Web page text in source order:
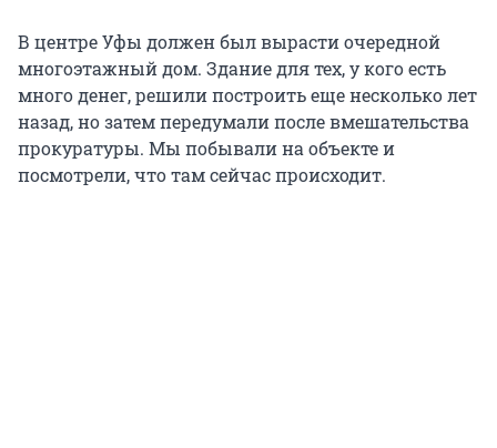
В центре Уфы должен был вырасти очередной
многоэтажный дом. Здание для тех, у кого есть
много денег, решили построить еще несколько лет
назад, но затем передумали после вмешательства
прокуратуры. Мы побывали на объекте и
посмотрели, что там сейчас происходит.